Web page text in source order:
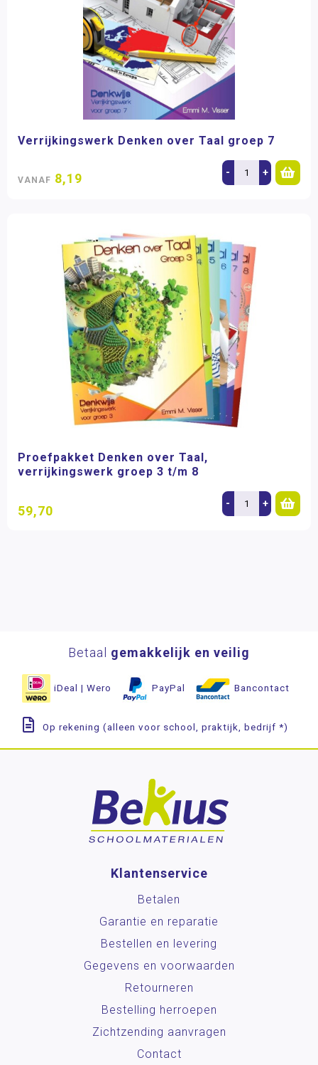
Verrijkingswerk Denken over Taal groep 7
VANAF 8,19 - +
Proefpakket Denken over Taal,
verrijkingswerk groep 3 t/m 8
59,70 - +
Betaal gemakkelijk en veilig
iDeal | Wero PayPal Bancontact
Op rekening (alleen voor school, praktijk, bedrijf *)
Klantenservice
Betalen
Garantie en reparatie
Bestellen en levering
Gegevens en voorwaarden
Retourneren
Bestelling herroepen
Zichtzending aanvragen
Contact